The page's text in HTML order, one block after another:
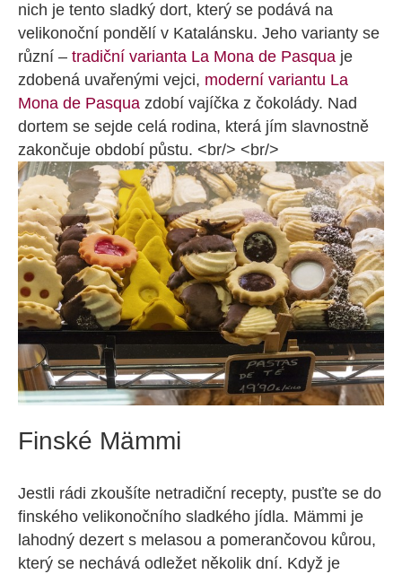
nich je tento sladký dort, který se podává na
velikonoční pondělí v Katalánsku. Jeho varianty se
různí – tradiční varianta La Mona de Pasqua je
zdobená uvařenými vejci, moderní variantu La
Mona de Pasqua zdobí vajíčka z čokolády. Nad
dortem se sejde celá rodina, která jím slavnostně
zakončuje období půstu. <br/> <br/>
Finské Mämmi
Jestli rádi zkoušíte netradiční recepty, pusťte se do
finského velikonočního sladkého jídla. Mämmi je
lahodný dezert s melasou a pomerančovou kůrou,
který se nechává odležet několik dní. Když je